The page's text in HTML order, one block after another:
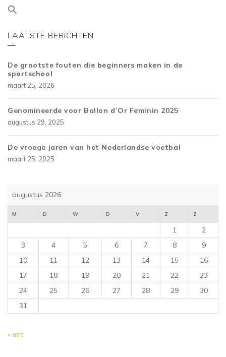
LAATSTE BERICHTEN
De grootste fouten die beginners maken in de
sportschool
maart 25, 2026
Genomineerde voor Ballon d’Or Feminin 2025
augustus 29, 2025
De vroege jaren van het Nederlandse voetbal
maart 25, 2025
augustus 2026
M D W D V Z Z
1
2
3
4 5 6 7 8
9
10
11 12 13 14 15
16
17
18 19 20 21 22
23
24
25 26 27 28 29
30
31
« mrt